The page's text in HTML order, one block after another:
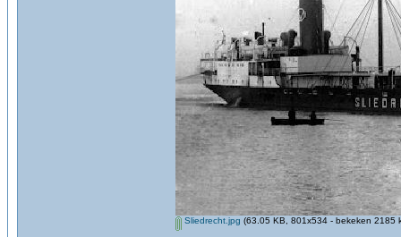
Sliedrecht.jpg (63.05 KB, 801x534 - bekeken 2185